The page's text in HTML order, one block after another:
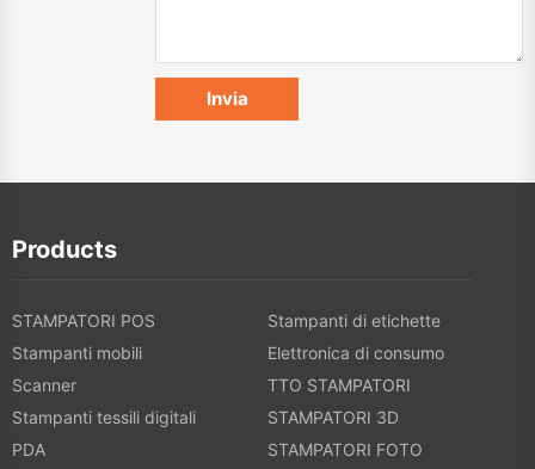
Products
STAMPATORI POS
Stampanti di etichette
Stampanti mobili
Elettronica di consumo
Scanner
TTO STAMPATORI
Stampanti tessili digitali
STAMPATORI 3D
PDA
STAMPATORI FOTO